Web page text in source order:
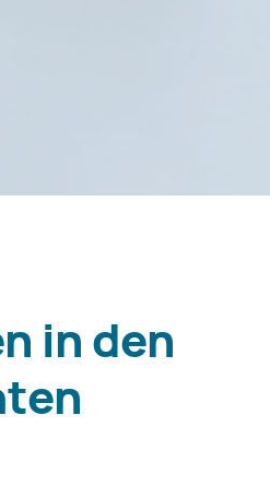
in den